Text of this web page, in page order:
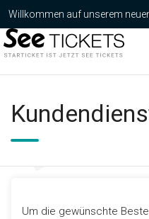
Willkommen auf unserem
Um die gewünschte